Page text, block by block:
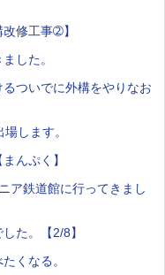
修工事➁】
した。
ついでに外構をやりなお
します。
んぷく】
ア鉄道館に行ってきまし
た。【2/8】
くなる。